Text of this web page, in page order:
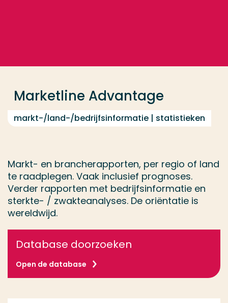
Marketline Advantage
markt-/land-/bedrijfsinformatie | statistieken
Markt- en brancherapporten, per regio of land
te raadplegen. Vaak inclusief prognoses.
Verder rapporten met bedrijfsinformatie en
sterkte- / zwakteanalyses. De oriëntatie is
wereldwijd.
Database doorzoeken
Open de database
Opleiding
Contact